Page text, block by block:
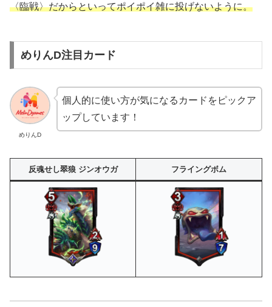
〈臨戦〉だからといってポイポイ雑に投げないように。
めりんD注目カード
めりんD
個人的に使い方が気になるカードをピックア
ップしています！
反魂せし翠狼 ジンオウガ フライングボム